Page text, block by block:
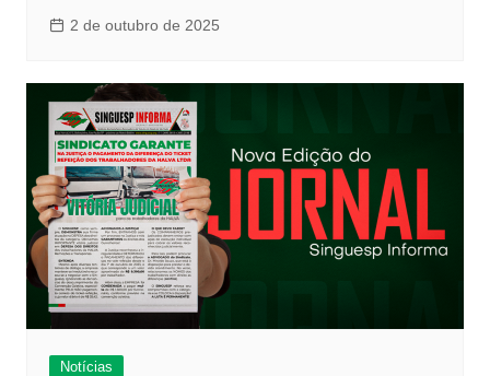
2 de outubro de 2025
Notícias